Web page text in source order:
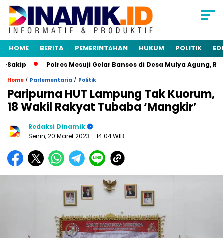
HOME BERITA PEMERINTAHAN HUKUM POLITIK
Polres Mesuji Gelar Bansos di Desa Mulya Agung,
Home / Parlementaria / Politik
Paripurna HUT Lampung Tak Kuorum,
18 Wakil Rakyat Tubaba ‘Mangkir’
Redaksi Dinamik
Senin, 20 Maret 2023 - 14:04 WIB